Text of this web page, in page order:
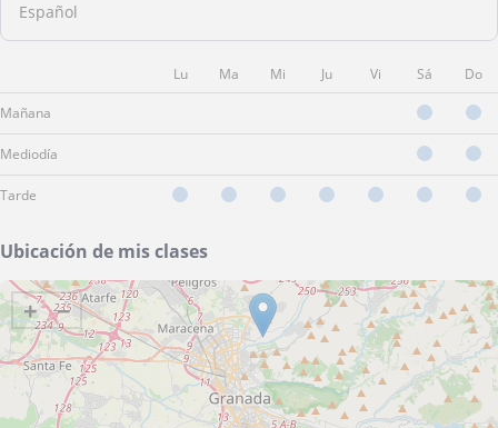
Español
Lu Ma Mi Ju Vi Sá Do
Mañana
Mediodía
Tarde
Ubicación de mis clases
+ −